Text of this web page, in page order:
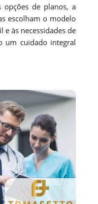
opções de planos, a
escolham o modelo
e às necessidades de
um cuidado integral